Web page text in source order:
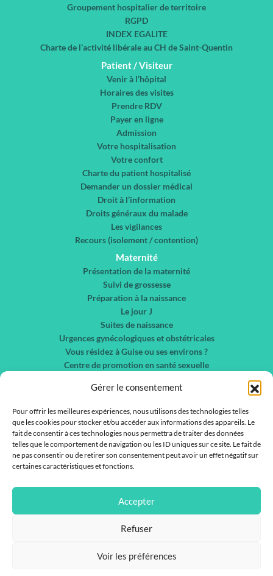
Gérer le consentement
Pour offrir les meilleures expériences, nous utilisons des technologies telles
que les cookies pour stocker et/ou accéder aux informations des appareils. Le
fait de consentir à ces technologies nous permettra de traiter des données
telles que le comportement de navigation ou les ID uniques sur ce site. Le fait de
ne pas consentir ou de retirer son consentement peut avoir un effet négatif sur
certaines caractéristiques et fonctions.
Accepter
Refuser
Voir les préférences
Groupement hospitalier de territoire
RGPD
INDEX EGALITE
Charte de l’activité libérale au CH de Saint-Quentin
Patient / Visiteur
Venir à l’hôpital
Horaires des visites
Prendre RDV
Payer en ligne
Admission
Votre hospitalisation
Votre confort
Charte du patient hospitalisé
Demander un dossier médical
Droit à l’information
Droits généraux du malade
Les vigilances
Recours (isolement / contention)
Maternité
Présentation de la maternité
Suivi de grossesse
Préparation à la naissance
Le jour J
Suites de naissance
Urgences gynécologiques et obstétricales
Vous résidez à Guise ou ses environs ?
Centre de promotion en santé sexuelle
Liste des services
Liste des médecins
Actualités
Nous contacter
IFSI / IFAS